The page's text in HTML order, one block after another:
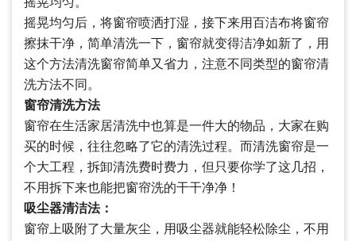
摇晃均匀后，将窗帘喷洒打湿，接下来用百洁布将窗帘
擦抹干净，简单清洗一下，窗帘就变得洁净如新了，用
这个方法清洗窗帘简单又省力，注意不同类型的窗帘清
洗方法不同。
窗帘清洗方法
窗帘在生活家居清洗中也算是一件大的物品，大家在购
买的时候，往往忽略了它的清洗过程。而清洗窗帘是一
个大工程，拆卸清洗费时费力，但只要你学了这几招，
不用拆下来也能把窗帘洗的干干净净！
吸尘器清洁法：
窗帘上吸附了大量灰尘，用吸尘器就能轻松除尘，不用